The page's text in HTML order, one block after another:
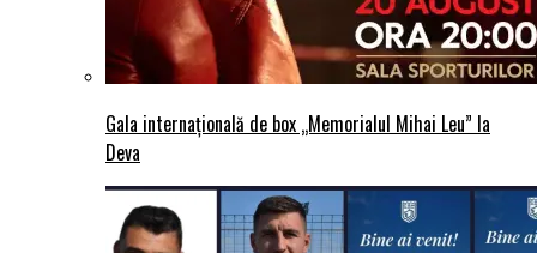
Gala internațională de box „Memorialul Mihai Leu” la
Deva